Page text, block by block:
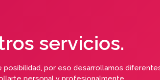
servicios.
posibilidad, por eso desarrollamos